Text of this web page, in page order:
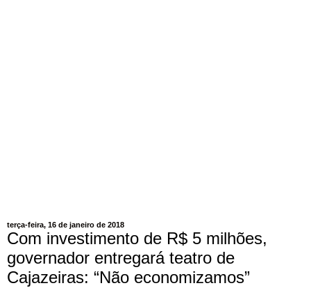
terça-feira, 16 de janeiro de 2018
Com investimento de R$ 5 milhões,
governador entregará teatro de
Cajazeiras: “Não economizamos”